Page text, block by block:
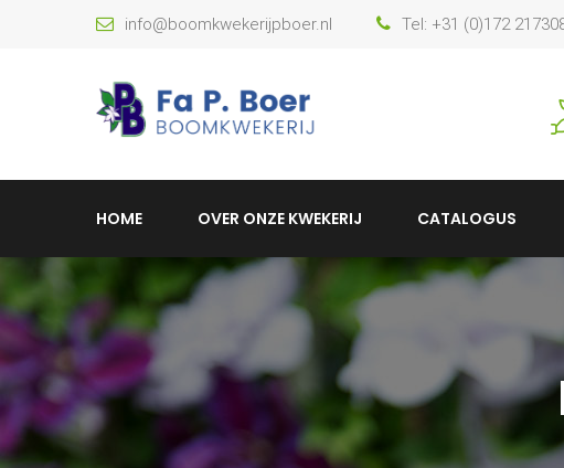
info@boomkwekerijpboer.nl Tel: +31 (0)172
HOME OVER ONZE KWEKERIJ CATALOGUS